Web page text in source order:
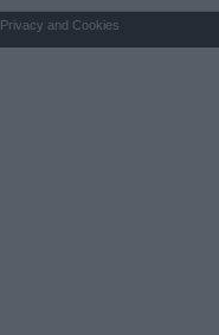
Privacy and Cookies